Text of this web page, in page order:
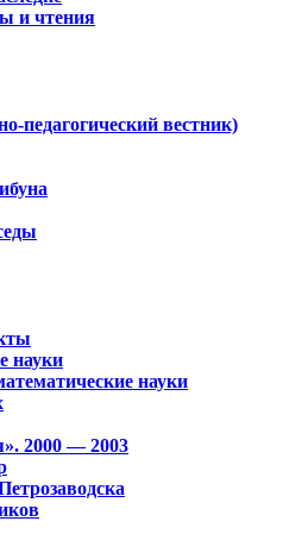
и чтения
педагогический вестник)
науки
науки
2000 — 2003